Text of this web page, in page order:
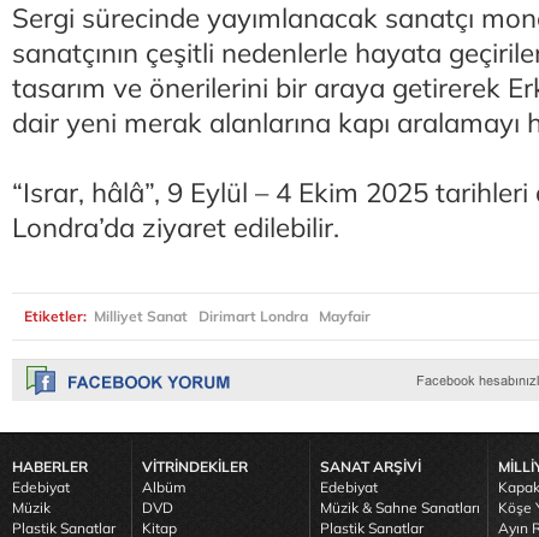
Sergi sürecinde yayımlanacak sanatçı
sanatçının çeşitli nedenlerle hayata
tasarım ve önerilerini bir araya getirerek
dair yeni merak alanlarına kapı aralamayı
“Israr, hâlâ”, 9 Eylül – 4 Ekim 2025
Londra’da ziyaret edilebilir.
Etiketler: Milliyet Sanat Dirimart Londra Mayfair
HABERLER
Edebiyat
Müzik
Plastik Sanatlar
VİTRİNDEKİLER
Albüm
DVD
Kitap
SANAT ARŞİVİ
Edebiyat
Müzik & Sahne Sanatları
Plastik Sanatlar
Köşe
Ayın